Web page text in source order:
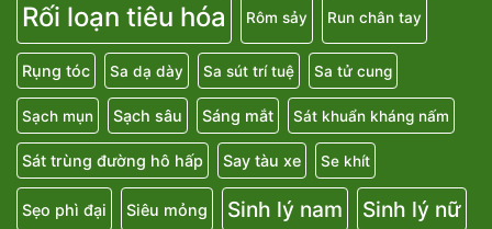
Rối loạn tiêu hóa Rôm sảy Run chân tay
Rụng tóc Sa dạ dày Sa sút trí tuệ Sa tử cung
Sạch mụn Sạch sâu Sáng mắt Sát khuẩn kháng nấm
Sát trùng đường hô hấp Say tàu xe Se khít
Sẹo phì đại Siêu mỏng Sinh lý nam Sinh lý nữ